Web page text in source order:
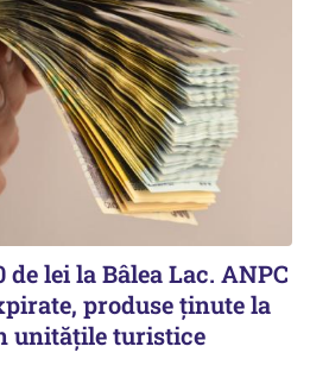
lei la Bâlea Lac. ANPC
produse ținute la
unitățile turistice